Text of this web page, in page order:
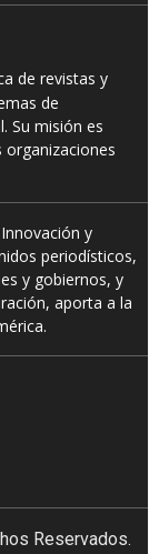
de revistas y
de
Su misión es
organizaciones
y
periodísticos,
y gobiernos, y
aporta a la
Reservados.